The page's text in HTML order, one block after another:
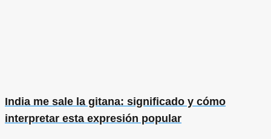
India me sale la gitana: significado y cómo
interpretar esta expresión popular